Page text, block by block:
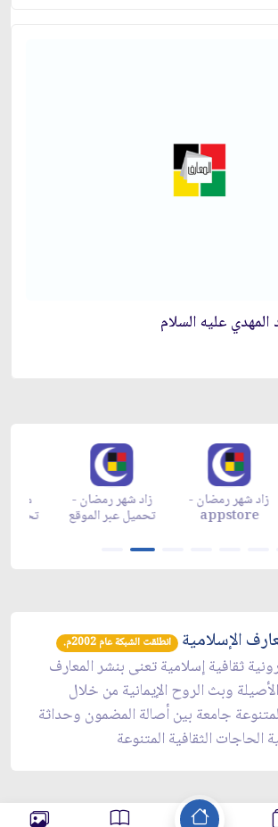
المهدي عليه السلام
زاد شهر رمضان -
تحميل عبر الموقع
زاد شهر رمضان -
appstore
الإسلامية انطلقت الشبكة عام 2002م.
ثقافية إسلامية تعنى بنشر المعارف
وبث الروح الإيمانية من خلال
جامعة بين أصالة المضمون وحداثة
الحاجات الثقافية المتنوعة